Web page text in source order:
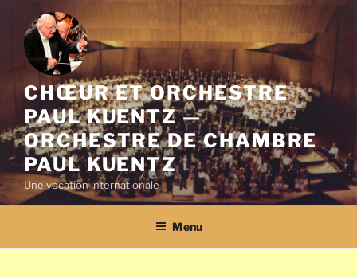
contenu
principal
CHŒUR ET ORCHESTRE
PAUL KUENTZ —
ORCHESTRE DE CHAMBRE
PAUL KUENTZ
Une vocation internationale
Menu